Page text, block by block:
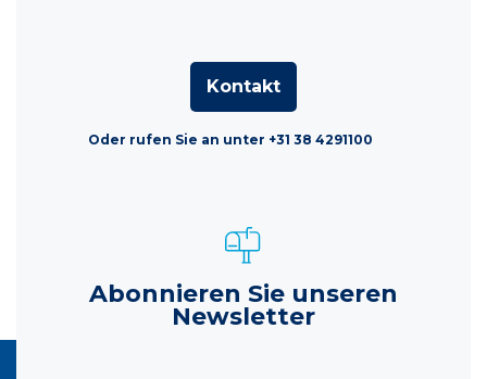
Kontakt
Oder rufen Sie an unter +31 38 4291100
Abonnieren Sie unseren
Newsletter